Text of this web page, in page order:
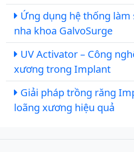
Ứng dụng hệ thống
nha khoa GalvoSurge
UV Activator – Công
xương trong Implant
Giải pháp trồng răng
loãng xương hiệu quả